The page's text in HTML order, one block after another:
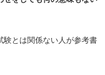
験とは関係ない人が参考書